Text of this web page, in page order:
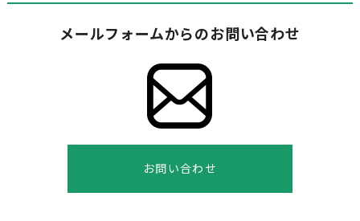
メールフォームからのお問い合わせ
お問い合わせ